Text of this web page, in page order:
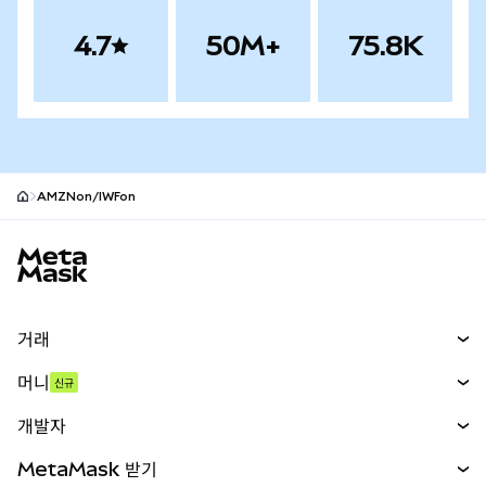
4.7 50M+ 75.8K
AMZNon/IWFon
거래
무기한 선물
실물자산
머니 신규
개발자
MetaMask 받기